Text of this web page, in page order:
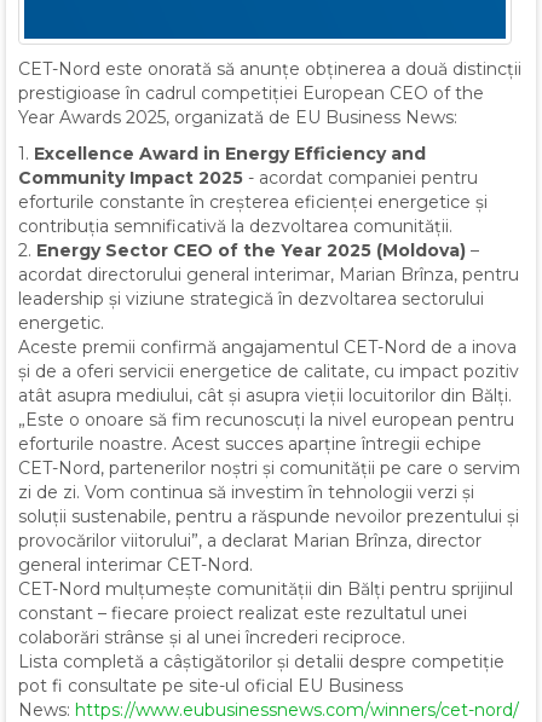
CET-Nord este onorată să anunțe obținerea a două distincții
prestigioase în cadrul competiției European CEO of the
Year Awards 2025, organizată de EU Business News:
1. Excellence Award in Energy Efficiency and
Community Impact 2025 - acordat companiei pentru
eforturile constante în creșterea eficienței energetice și
contribuția semnificativă la dezvoltarea comunității.
2. Energy Sector CEO of the Year 2025 (Moldova) –
acordat directorului general interimar, Marian Brînza, pentru
leadership și viziune strategică în dezvoltarea sectorului
energetic.
Aceste premii confirmă angajamentul CET-Nord de a inova
și de a oferi servicii energetice de calitate, cu impact pozitiv
atât asupra mediului, cât și asupra vieții locuitorilor din Bălți.
„Este o onoare să fim recunoscuți la nivel european pentru
eforturile noastre. Acest succes aparține întregii echipe
CET-Nord, partenerilor noștri și comunității pe care o servim
zi de zi. Vom continua să investim în tehnologii verzi și
soluții sustenabile, pentru a răspunde nevoilor prezentului și
provocărilor viitorului”, a declarat Marian Brînza, director
general interimar CET-Nord.
CET-Nord mulțumește comunității din Bălți pentru sprijinul
constant – fiecare proiect realizat este rezultatul unei
colaborări strânse și al unei încrederi reciproce.
Lista completă a câștigătorilor și detalii despre competiție
pot fi consultate pe site-ul oficial EU Business
News: https://www.eubusinessnews.com/winners/cet-nord/